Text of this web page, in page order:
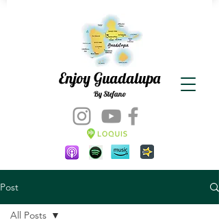
Enjoy Guadalupa
By Stefano
Post
All Posts